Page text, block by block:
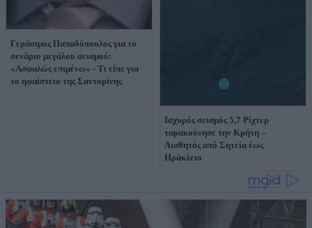
Γεράσιμος Παπαδόπουλος για το
σενάριο μεγάλου σεισμού:
«Ασφαλώς επιμένω» - Τι είπε για
το ηφαίστειο της Σαντορίνης
Ισχυρός σεισμός 5,7 Ρίχτερ
ταρακούνησε την Κρήτη –
Αισθητός από Σητεία έως
Ηράκλειο